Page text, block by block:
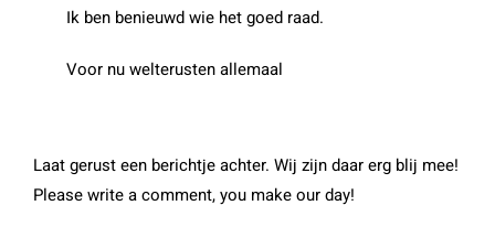
Ik ben benieuwd wie het goed raad.
Voor nu welterusten allemaal
Laat gerust een berichtje achter. Wij zijn daar erg blij mee!
Please write a comment, you make our day!